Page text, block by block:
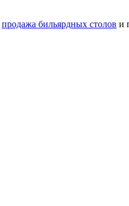
продажа бильярдных столов и